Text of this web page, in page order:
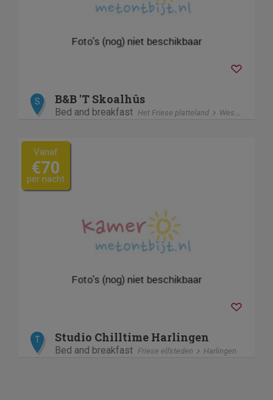
S B&B 'T Skoalhûs
Bed and breakfast Het Friese platteland Westergeest
Vanaf
€70
per nacht
T Studio Chilltime Harlingen
Bed and breakfast Friese elfsteden Harlingen